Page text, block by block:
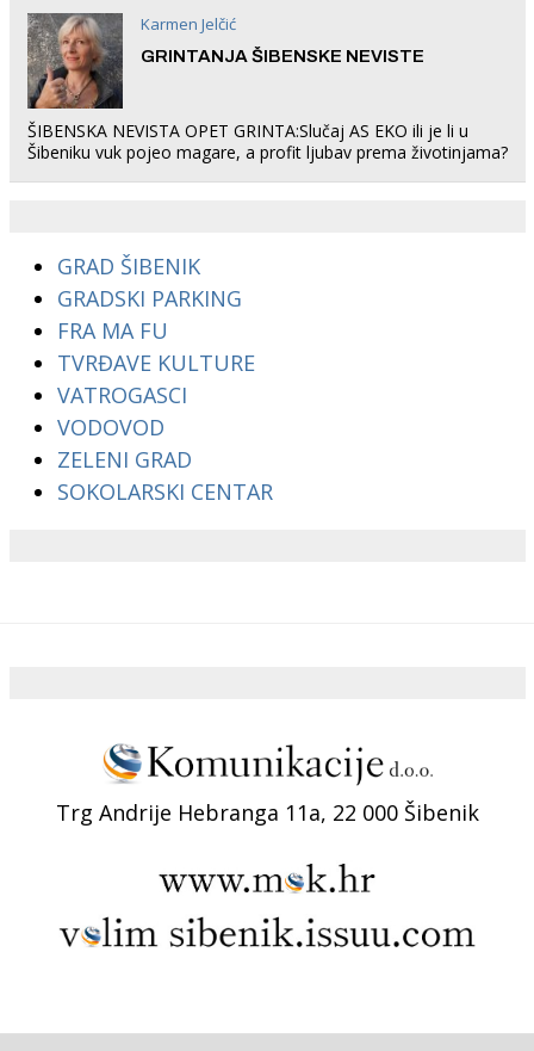
Karmen Jelčić
GRINTANJA ŠIBENSKE NEVISTE
ŠIBENSKA NEVISTA OPET GRINTA:Slučaj AS EKO ili je li u
Šibeniku vuk pojeo magare, a profit ljubav prema životinjama?
GRAD ŠIBENIK
GRADSKI PARKING
FRA MA FU
TVRĐAVE KULTURE
VATROGASCI
VODOVOD
ZELENI GRAD
SOKOLARSKI CENTAR
Trg Andrije Hebranga 11a, 22 000 Šibenik